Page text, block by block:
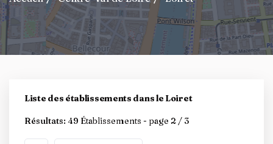
Liste des établissements dans le Loiret
Résultats: 49 Établissements - page 2 / 3